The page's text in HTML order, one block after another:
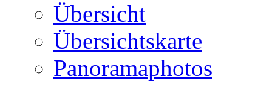
Übersicht
Übersichtskarte
Panoramaphotos